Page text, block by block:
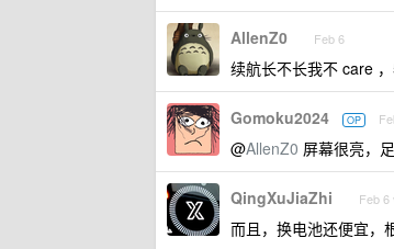
AllenZ0 Feb 6
续航长不长我不 care
Gomoku2024 OP
@AllenZ0 屏幕很亮，
QingXuJiaZhi Feb 6
而且，换电池还便宜，